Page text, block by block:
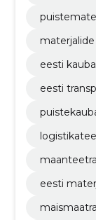
eesti
eesti
eesti